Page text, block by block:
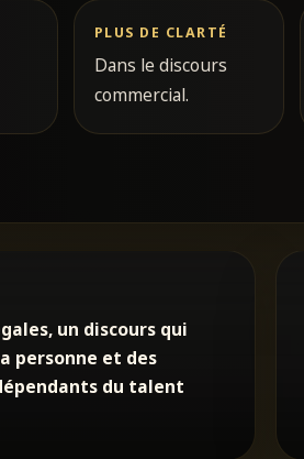
PLUS DE CLARTÉ
Dans le discours
commercial.
un discours qui
personne et des
du talent